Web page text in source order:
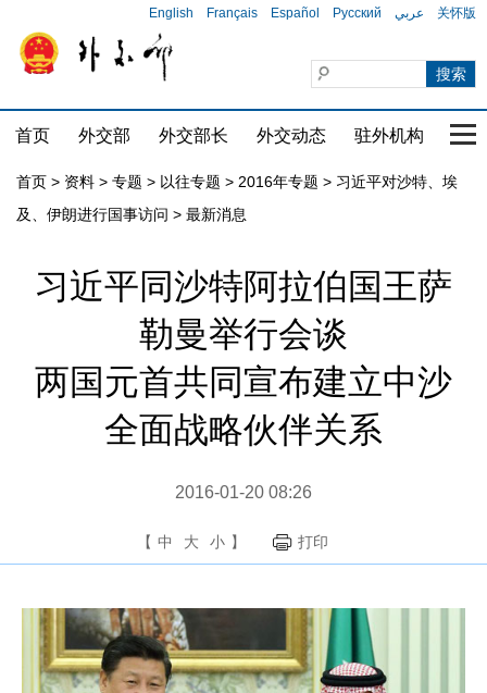
English Français Español Русский عربي 关怀版
首页 外交部 外交部长 外交动态 驻外机构 国
首页 > 资料 > 专题 > 以往专题 > 2016年专题 > 习近平对沙特、埃
及、伊朗进行国事访问 > 最新消息
习近平同沙特阿拉伯国王萨
勒曼举行会谈
两国元首共同宣布建立中沙
全面战略伙伴关系
2016-01-20 08:26
【 中 大 小 】 打印